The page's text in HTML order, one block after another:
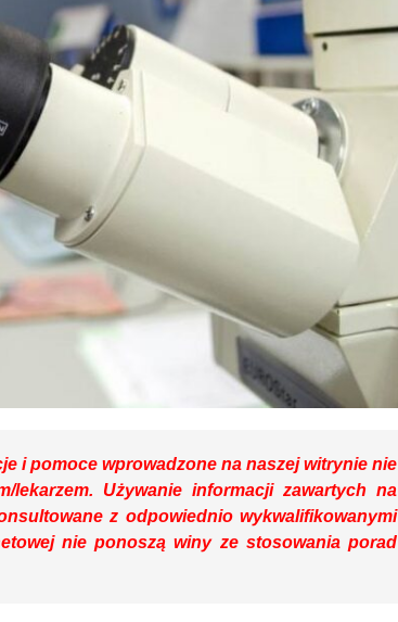
i pomoce wprowadzone na naszej witrynie nie
lekarzem. Używanie informacji zawartych na
z odpowiednio wykwalifikowanymi
nie ponoszą winy ze stosowania porad